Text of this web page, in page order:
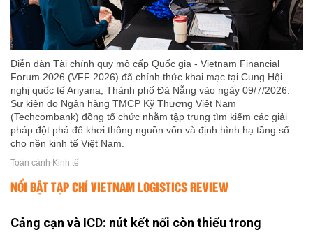
Diễn đàn Tài chính quy mô cấp Quốc gia - Vietnam Financial
Forum 2026 (VFF 2026) đã chính thức khai mạc tại Cung Hội
nghị quốc tế Ariyana, Thành phố Đà Nẵng vào ngày 09/7/2026.
Sự kiện do Ngân hàng TMCP Kỹ Thương Việt Nam
(Techcombank) đồng tổ chức nhằm tập trung tìm kiếm các giải
pháp đột phá để khơi thông nguồn vốn và định hình hạ tầng số
cho nền kinh tế Việt Nam.
Toàn cảnh Kinh tế
NỔI BẬT TẠP CHÍ VIETNAM LOGISTICS REVIEW
Cảng cạn và ICD: nút kết nối còn thiếu trong